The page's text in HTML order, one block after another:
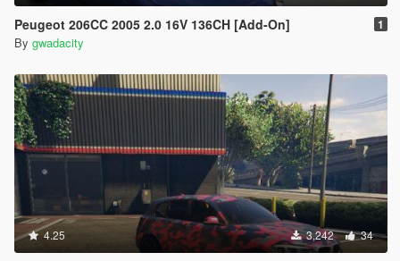
Peugeot 206CC 2005 2.0 16V 136CH [Add-On] 1
By gwadacity
4.25 3,242 34